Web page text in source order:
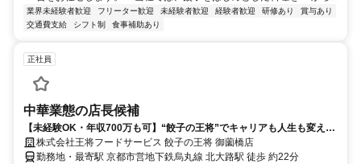
業界未経験者歓迎 フリーター歓迎 未経験者歓迎 経験者歓迎 研修あり
賞与あり
交通費支給
シフト制 食事補助あり
正社員
中華業態の店長候補
【未経験OK・年収700万も可】“餃子の王将”でキャリアも人生も変え
る！店長候補募集／研修・福利厚生充実
株式会社王将フードサービス 餃子の王将 御薗橋店
勤務地・最寄駅 京都市営地下鉄烏丸線 北大路駅 徒歩 約22分